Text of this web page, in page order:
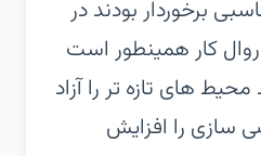
برخوردار بودند در
کار همینطور است
های تازه تر را آزاد
سازی را افزایش